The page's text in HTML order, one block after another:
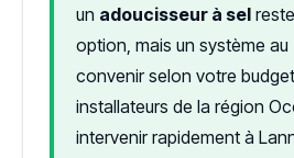
un adoucisseur à sel
option, mais un système au
convenir selon votre
installateurs de la région
intervenir rapidement à